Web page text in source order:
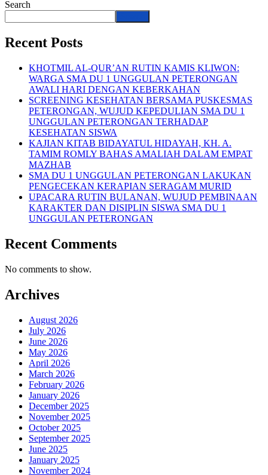
Search
Recent Posts
KHOTMIL AL-QUR’AN RUTIN KAMIS KLIWON:
WARGA SMA DU 1 UNGGULAN PETERONGAN
AWALI HARI DENGAN KEBERKAHAN
SCREENING KESEHATAN BERSAMA PUSKESMAS
PETERONGAN, WUJUD KEPEDULIAN SMA DU 1
UNGGULAN PETERONGAN TERHADAP
KESEHATAN SISWA
KAJIAN KITAB BIDAYATUL HIDAYAH, KH. A.
TAMIM ROMLY BAHAS AMALIAH DALAM EMPAT
MAZHAB
SMA DU 1 UNGGULAN PETERONGAN LAKUKAN
PENGECEKAN KERAPIAN SERAGAM MURID
UPACARA RUTIN BULANAN, WUJUD PEMBINAAN
KARAKTER DAN DISIPLIN SISWA SMA DU 1
UNGGULAN PETERONGAN
Recent Comments
No comments to show.
Archives
August 2026
July 2026
June 2026
May 2026
April 2026
March 2026
February 2026
January 2026
December 2025
November 2025
October 2025
September 2025
June 2025
January 2025
November 2024